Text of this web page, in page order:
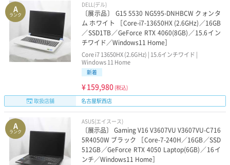
A
ランク
DELL(デル)
〔展示品〕 G15 5530 NG595-DNHBCW クォンタ
ム ホワイト ［Core-i7-13650HX (2.6GHz)／16GB
／SSD1TB／GeForce RTX 4060(8GB)／15.6イン
チワイド／Windows11 Home］
Core i7 13650HX (2.6GHz) | 15.6インチワイド |
Windows 11 Home
新着
¥159,980 (税込)
取扱店舗
名古屋駅西店
A
ランク
ASUS(エイスース)
〔展示品〕 Gaming V16 V3607VU V3607VU-C716
5R4050W ブラック ［Core-7-240H／16GB／SSD
512GB／GeForce RTX 4050 Laptop(6GB)／16イ
ンチ／Windows11 Home］